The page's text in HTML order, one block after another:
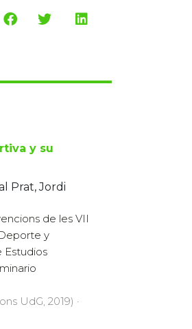
y su
Prat, Jordi
de les VII
y
Estudios
UdG, 2019) ·